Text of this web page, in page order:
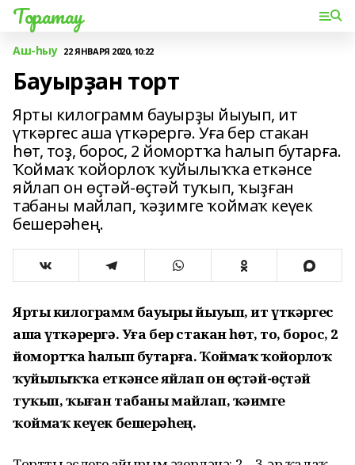
Торатау
Аш-һыу 22 ЯНВАРЯ 2020, 10:22
Бауырҙан торт
Ярты килограмм бауырҙы йыуып, ит
үткәргес аша үткәрергә. Уға бер стакан
һөт, тоҙ, борос, 2 йомортҡа һалып бутарға.
Ҡоймаҡ ҡойорлоҡ ҡуйылыҡҡа еткәнсе
яйлап он өҫтәй-өҫтәй туҡып, ҡыҙған
табаны майлап, ҡәҙимге ҡоймаҡ кеүек
бешерәһең.
Ярты килограмм бауырҙы йыуып, ит үткәргес
аша үткәрергә. Уға бер стакан һөт, тоҙ, борос, 2
йомортҡа һалып бутарға. Ҡоймаҡ ҡойорлоҡ
ҡуйылыҡҡа еткәнсе яйлап он өҫтәй-өҫтәй
туҡып, ҡыҙған табаны майлап, ҡәҙимге
ҡоймаҡ кеүек бешерәһең.